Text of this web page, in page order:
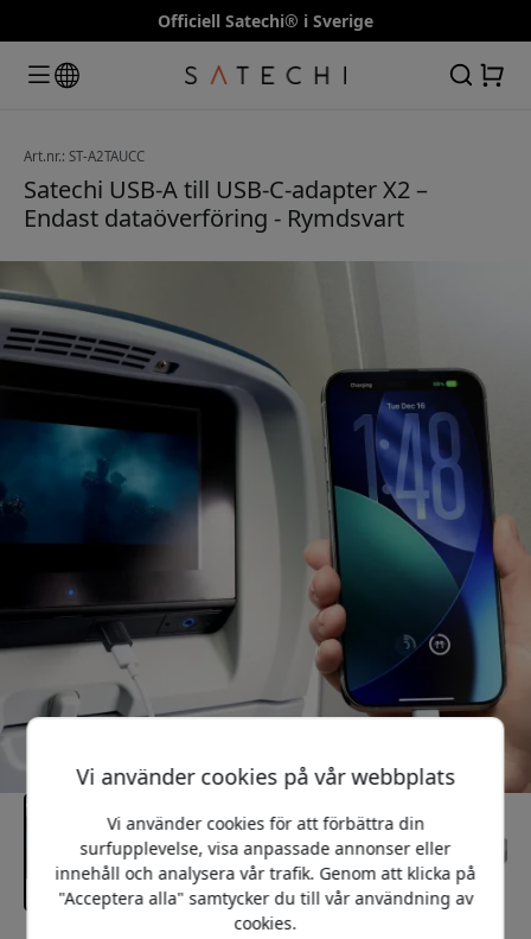
Officiell Satechi® i Sverige
Art.nr.: ST-A2TAUCC
Satechi USB-A till USB-C-adapter X2 –
Endast dataöverföring - Rymdsvart
Vi använder cookies på vår webbplats
Vi använder cookies för att förbättra din
surfupplevelse, visa anpassade annonser eller
innehåll och analysera vår trafik. Genom att klicka på
"Acceptera alla" samtycker du till vår användning av
cookies.